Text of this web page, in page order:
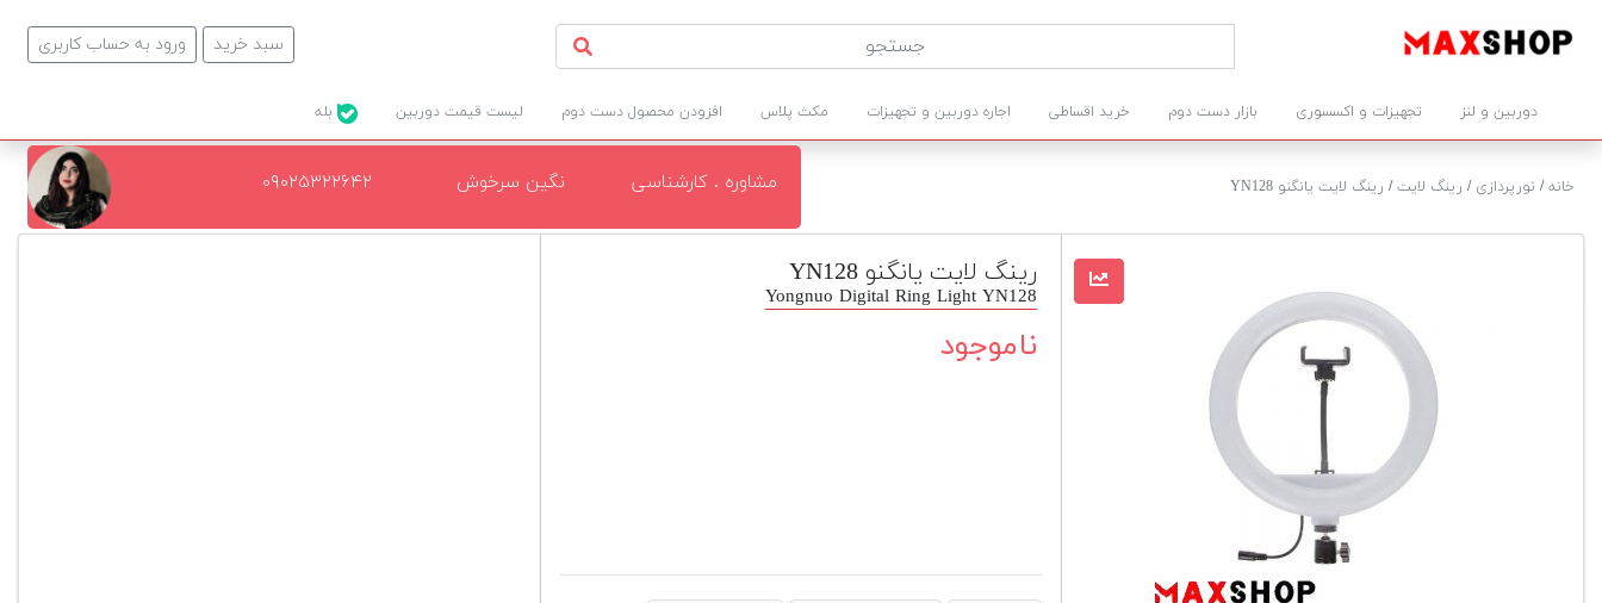
ورود به حساب کاربری سبد خرید
دوربین و لنز تجهیزات و اکسسوری بازار دست دوم خرید اقساطی اجاره دوربین و تجهیزات مکث پلاس افزودن محصول دست دوم لیست قیمت دوربین
خانه/ نورپردازی / رینگ لایت/ رینگ لایت یانگنو YN128 مشاوره . کارشناسی نگین سرخوش ۰۹۰۲۵۳۲۲۶۴۲
رینگ لایت یانگنو YN128
Yongnuo Digital Ring Light YN128
ناموجود